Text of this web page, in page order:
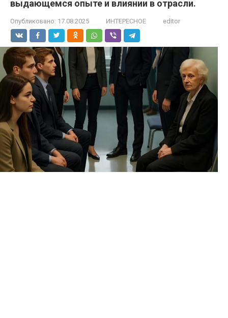
выдающемся опыте и влиянии в отрасли.
Опубликовано: 17.08.2025 ИНТЕРЕСНОЕ editor